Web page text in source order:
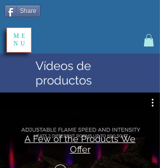
Share
ME
NU
Vídeos de
productos
A Few of the Products We
Offer